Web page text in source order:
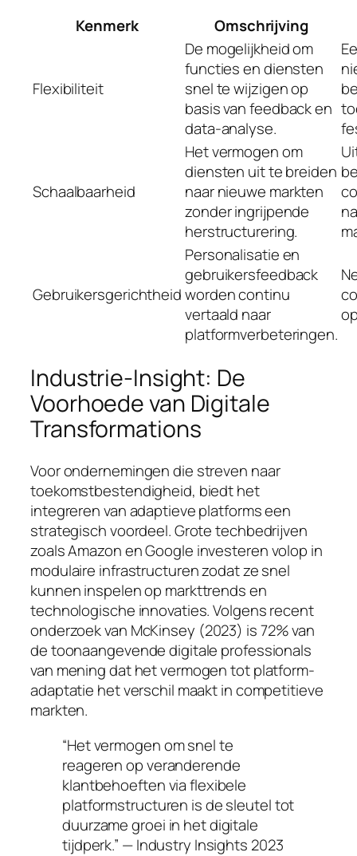
Kenmerk
Omschrijving
Flexibiliteit
De mogelijkheid om
functies en diensten
snel te wijzigen op
basis van feedback en
data-analyse.
Schaalbaarheid
Het vermogen om
diensten uit te breiden
naar nieuwe markten
zonder ingrijpende
herstructurering.
Gebruikersgerichtheid
Personalisatie en
gebruikersfeedback
worden continu
vertaald naar
platformverbeteringen.
Industrie-Insight: De
Voorhoede van Digitale
Transformations
Voor ondernemingen die streven naar
toekomstbestendigheid, biedt het
integreren van adaptieve platforms een
strategisch voordeel. Grote techbedrijven
zoals Amazon en Google investeren volop in
modulaire infrastructuren zodat ze snel
kunnen inspelen op markttrends en
technologische innovaties. Volgens recent
onderzoek van McKinsey (2023) is 72% van
de toonaangevende digitale professionals
van mening dat het vermogen tot platform-
adaptatie het verschil maakt in competitieve
markten.
“Het vermogen om snel te
reageren op veranderende
klantbehoeften via flexibele
platformstructuren is de sleutel tot
duurzame groei in het digitale
tijdperk.” — Industry Insights 2023